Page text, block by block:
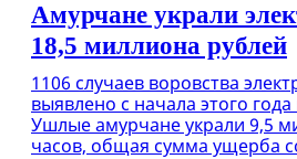
Амурчане украли
18,5 миллиона рублей
1106 случаев воровства
выявлено с начала этого
Ушлые амурчане украли 9,5
часов, общая сумма ущерба